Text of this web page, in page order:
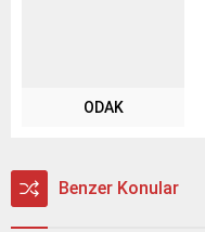
ODAK
Benzer Konular